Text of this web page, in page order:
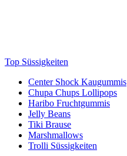
Top Süssigkeiten
Center Shock Kaugummis
Chupa Chups Lollipops
Haribo Fruchtgummis
Jelly Beans
Tiki Brause
Marshmallows
Trolli Süssigkeiten